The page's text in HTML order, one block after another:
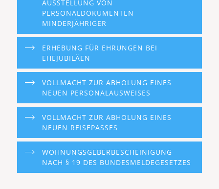
AUSSTELLUNG VON
PERSONALDOKUMENTEN
MINDERJÄHRIGER
ERHEBUNG FÜR EHRUNGEN BEI
EHEJUBILÄEN
VOLLMACHT ZUR ABHOLUNG EINES
NEUEN PERSONALAUSWEISES
VOLLMACHT ZUR ABHOLUNG EINES
NEUEN REISEPASSES
WOHNUNGSGEBERBESCHEINIGUNG
NACH § 19 DES BUNDESMELDEGESETZES